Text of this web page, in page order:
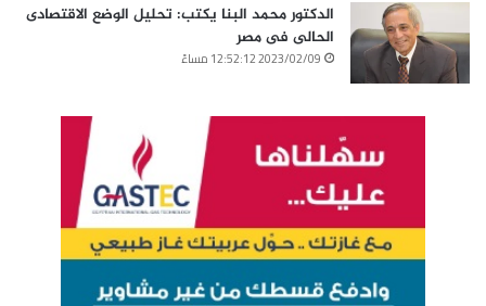
الدكتور محمد البنا يكتب: تحليل الوضع الاقتصادى
الحالى فى مصر
2023/02/09 12:52:12 مساءً